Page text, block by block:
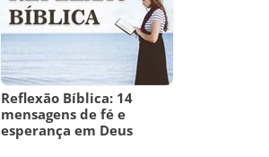
Reflexão Bíblica: 14
mensagens de fé e
esperança em Deus